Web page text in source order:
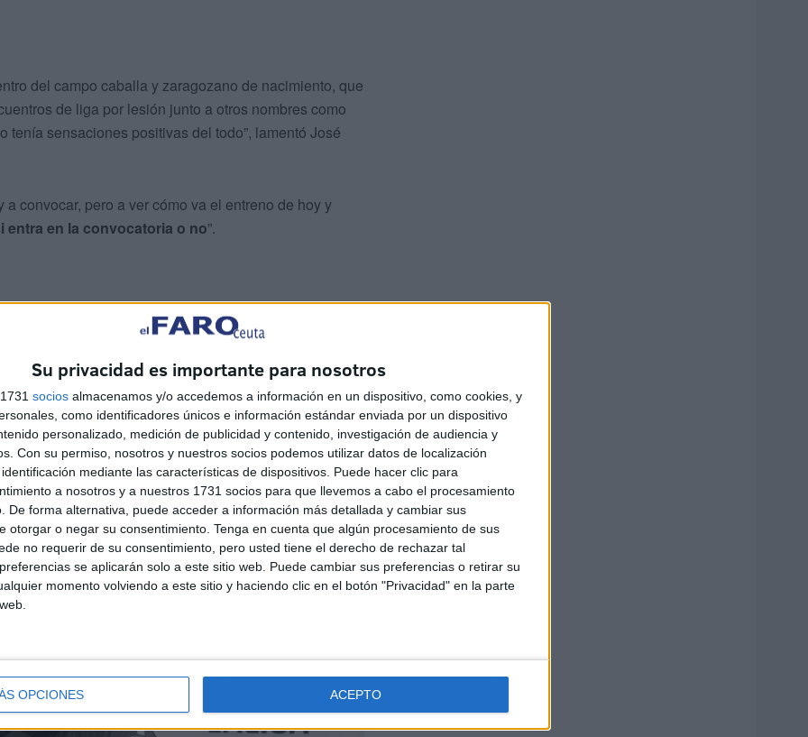
Su privacidad es importante para nosotros
socios almacenamos y/o accedemos a información en un dispositivo, como cookies, y
como identificadores únicos e información estándar enviada por un dispositivo
personalizado, medición de publicidad y contenido, investigación de audiencia y
Con su permiso, nosotros y nuestros socios podemos utilizar datos de localización
mediante las características de dispositivos. Puede hacer clic para
a nosotros y a nuestros 1731 socios para que llevemos a cabo el procesamiento
De forma alternativa, puede acceder a información más detallada y cambiar sus
otorgar o negar su consentimiento. Tenga en cuenta que algún procesamiento de sus
no requerir de su consentimiento, pero usted tiene el derecho de rechazar tal
se aplicarán solo a este sitio web. Puede cambiar sus preferencias o retirar su
momento volviendo a este sitio y haciendo clic en el botón "Privacidad" en la parte
OPCIONES ACEPTO
del campo caballa y zaragozano de nacimiento, que
de liga por lesión junto a otros nombres como
tenía sensaciones positivas del todo”, lamentó José
convocar, pero a ver cómo va el entreno de hoy y
entra en la convocatoria o no”.
choque crucial. Un partido en el queel Real Zaragoza
opciones de permanencia en una temporada
a la permanencia. Estamos hablando de clubes muy
activo y por pasivo salir de ahí porque puede ser